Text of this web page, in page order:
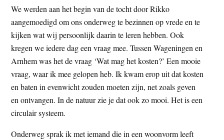
We werden aan het begin van de tocht door Rikko
aangemoedigd om ons onderweg te bezinnen op vrede en te
kijken wat wij persoonlijk daarin te leren hebben. Ook
kregen we iedere dag een vraag mee. Tussen Wageningen en
Arnhem was het de vraag ‘Wat mag het kosten?’ Een mooie
vraag, waar ik mee gelopen heb. Ik kwam erop uit dat kosten
en baten in evenwicht zouden moeten zijn, net zoals geven
en ontvangen. In de natuur zie je dat ook zo mooi. Het is een
circulair systeem.
Onderweg sprak ik met iemand die in een woonvorm leeft